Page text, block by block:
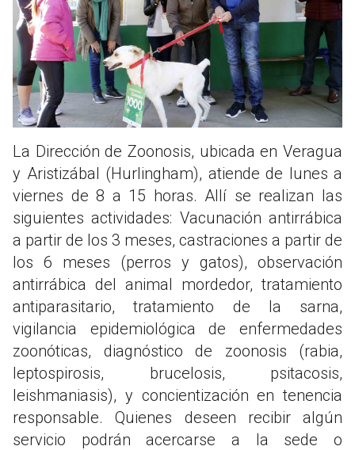
La Dirección de Zoonosis, ubicada en Veragua
y Aristizábal (Hurlingham), atiende de lunes a
viernes de 8 a 15 horas. Allí se realizan las
siguientes actividades: Vacunación antirrábica
a partir de los 3 meses, castraciones a partir de
los 6 meses (perros y gatos), observación
antirrábica del animal mordedor, tratamiento
antiparasitario, tratamiento de la sarna,
vigilancia epidemiológica de enfermedades
zoonóticas, diagnóstico de zoonosis (rabia,
leptospirosis, brucelosis, psitacosis,
leishmaniasis), y concientización en tenencia
responsable. Quienes deseen recibir algún
servicio podrán acercarse a la sede o